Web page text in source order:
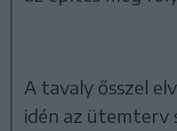
A tavaly ősszel
idén az ütemterv